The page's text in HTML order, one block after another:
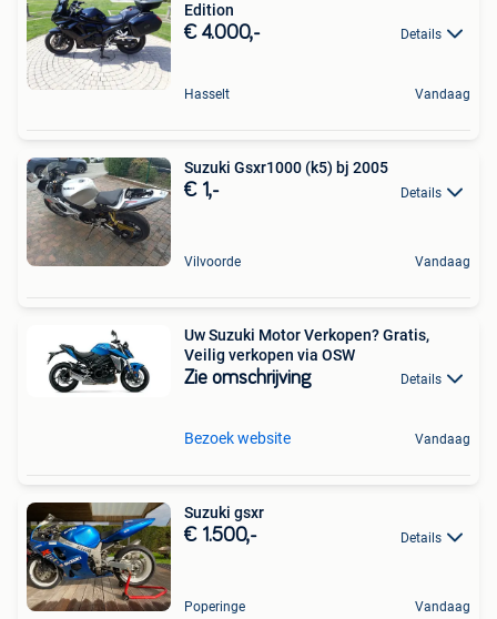
Edition
€ 4.000,- Details
Hasselt Vandaag
Suzuki Gsxr1000 (k5) bj 2005
€ 1,- Details
Vilvoorde Vandaag
Uw Suzuki Motor Verkopen? Gratis,
Veilig verkopen via OSW
Zie omschrijving Details
Bezoek website Vandaag
Suzuki gsxr
€ 1.500,- Details
Poperinge Vandaag